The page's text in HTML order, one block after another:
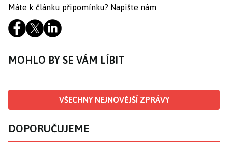
Máte k článku připomínku? Napište nám
MOHLO BY SE VÁM LÍBIT
VŠECHNY NEJNOVĚJŠÍ ZPRÁVY
DOPORUČUJEME